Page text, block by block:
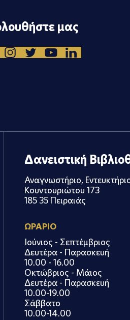
μας
Δανειστική
Αναγνωστήριο,
Κουντουριώτου 173
185 35 Πειραιάς
ΩΡΑΡΙΟ
Ιούνιος - Σεπτέμβριος
Δευτέρα - Παρασκευή
10.00 - 16.00
Οκτώβριος - Μάιος
Δευτέρα - Παρασκευή
10.00-19.00
Σάββατο
10.00-14.00